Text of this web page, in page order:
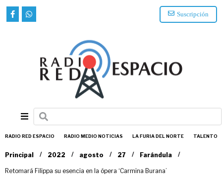
Suscripción
RADIO RED ESPACIO RADIO MEDIO NOTICIAS LA FURIA DEL NORTE TALENTO
Principal / 2022 / agosto / 27 / Farándula /
Retomará Filippa su esencia en la ópera ‘Carmina Burana’